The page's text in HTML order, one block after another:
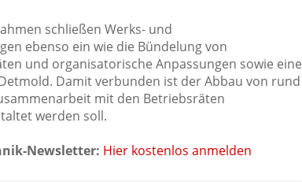
n
schließen Werks- und
ebenso ein wie die Bündelung von
und organisatorische Anpassungen sowie eine
Damit verbunden ist der Abbau von rund
mit den Betriebsräten
werden soll.
Newsletter: Hier kostenlos anmelden